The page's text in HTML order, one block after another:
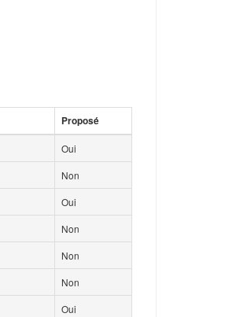
Proposé
Oui
Non
Oui
Non
Non
Non
Oui